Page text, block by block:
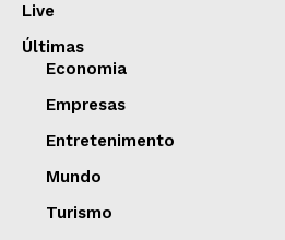
Live
Últimas
Economia
Empresas
Entretenimento
Mundo
Turismo